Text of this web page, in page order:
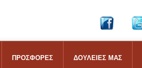
ΠΡΟΣΦΟΡΕΣ ΔΟΥΛΕΙΕΣ ΜΑΣ